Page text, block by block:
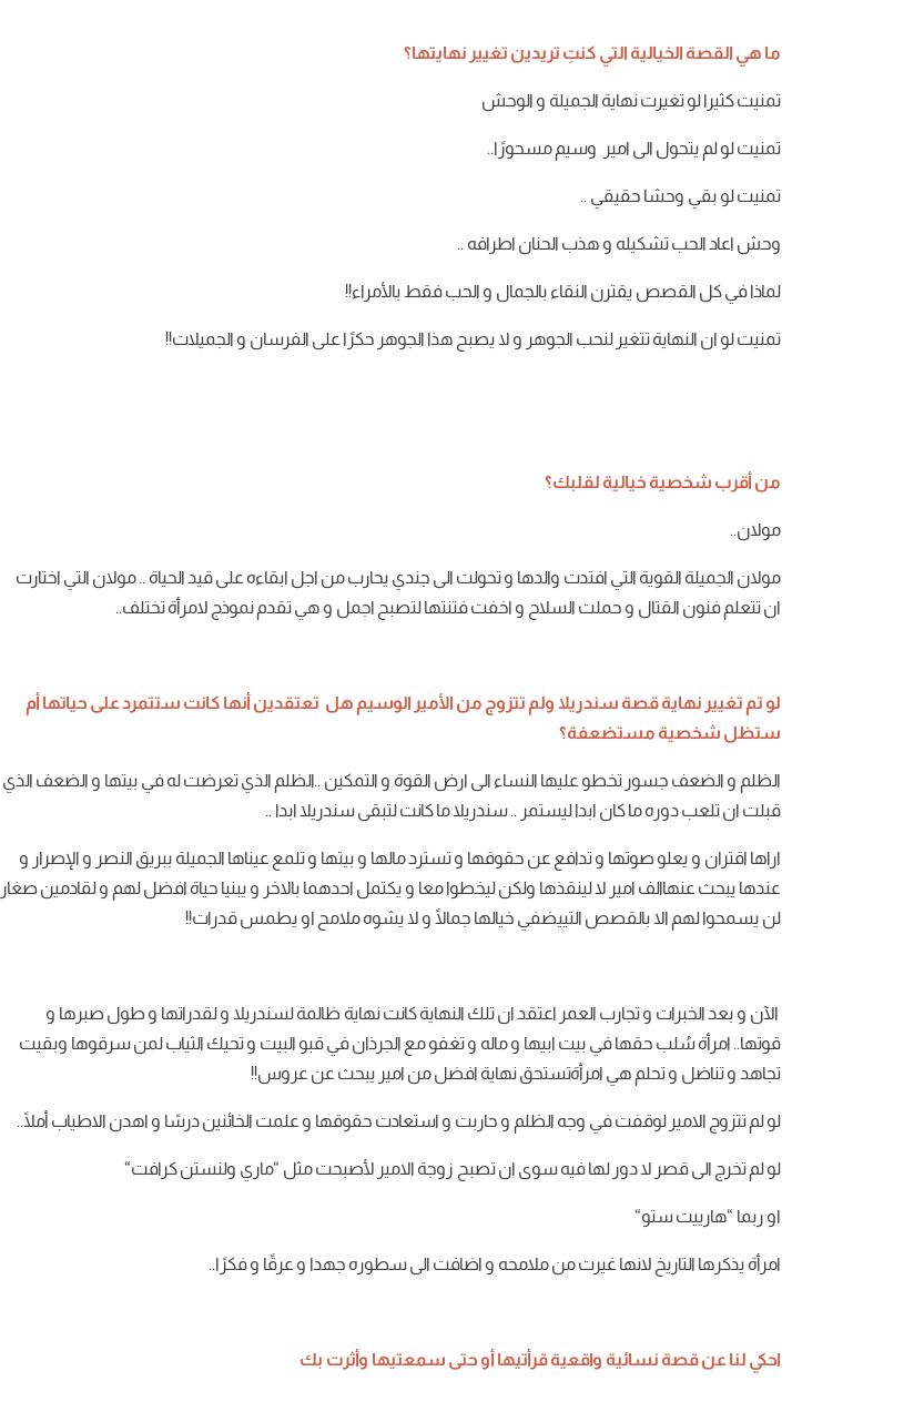
ما هي القصة الخيالية التي كنتِ تريدين تغيير نهايتها؟
تمنيتكثيرالوتغيرتنهاية الجميلة و الوحش
تمنيتلولم يتحول الى امير وسيم مسحورًا..
تمنيتلو بقي وحشا حقيقي ..
وحش اعاد الحبتشكيله و هذب الحنان اطرافه ..
لماذافيكل القصص يقترن النقاء بالجمال و الحبفقط بالأمراء!!
تمنيتلو ان النهايةتتغير لنحب الجوهر و لا يصبح هذا الجوهر حكرًا على الفرسان و الجميلات!!
من أقرب شخصية خيالية لقلبك؟
مولان..
مولان الجميلة القوية التي افتدت والدها وتحولت الى جندي يحاربمن اجل ابقاءه علىقيد الحياة ..مولان التي اختارت
انتتعلم فنون القتال و حملت السلاح و اخفتفتنتهالتصبح اجمل و هيتقدم نموذج لامرأةتختلف..
لو تم تغيير نهايةقصة سندريلا ولم تتزوج من الأمير الوسيم هل تعتقدين أنها كانت ستتمردعلى حياتها أم
ستظل شخصية مستضعفة؟
الظلم و الضعف جسور تخطو عليها النساء الى ارض القوة و التمكين ..الظلم الذيتعرضتلهفي بيتها و الضعف الذي
قبلت انتلعبدورهماكان ابداليستمر ..سندريلاماكانتلتبقىسندريلا ابدا ..
اراها اقتران و يعلو صوتها وتدافع عن حقوقها وتستردمالها و بيتها وتلمع عيناها الجميلة ببريق النصر و الإصرار و
عندها يبحث عنهاالف امير لالينقذها ولكنليخطوامعا و يكتمل احدهما بالاخر و يبنيا حياة افضللهم ولقادمين صغار
لن يسمحوالهم الا بالقصص التييضفي خيالها جمالًا و لا يشوهملامح او يطمسقدرات!!
الآن و بعد الخبرات وتجارب العمر اعتقد انتلك النهايةكانتنهاية ظالمةلسندريلا ولقدراتها و طول صبرها و
قوتها.. امرأةسُلب حقهافي بيت ابيها وماله وتغفومع الجرذانفيقبو البيت وتحيك الثيابلمنسرقوها وبقيت
تجاهد وتناضل وتحلم هي امرأةتستحقنهاية افضلمن امير يبحث عن عروس!!
لولم تتزوج الامير لوقفتفي وجه الظلم و حاربت و استعادت حقوقها و علمت الخائنيندرسًا و اهدن الاطياب أملًا..
لولم تخرج الىقصر لادور لهافيهسوى انتصبح زوجة الامير لأصبحتمثل “ماري ولنستنكرافت“
او ربما “هارييتستو“
امرأة يذكرها التاريخ لانها غيرتمنملامحه و اضافت الىسطوره جهدا و عرقًا وفكرًا..
احكي لناعنقصة نسائية واقعيةقرأتيها أو حتى سمعتيها وأثرت بك